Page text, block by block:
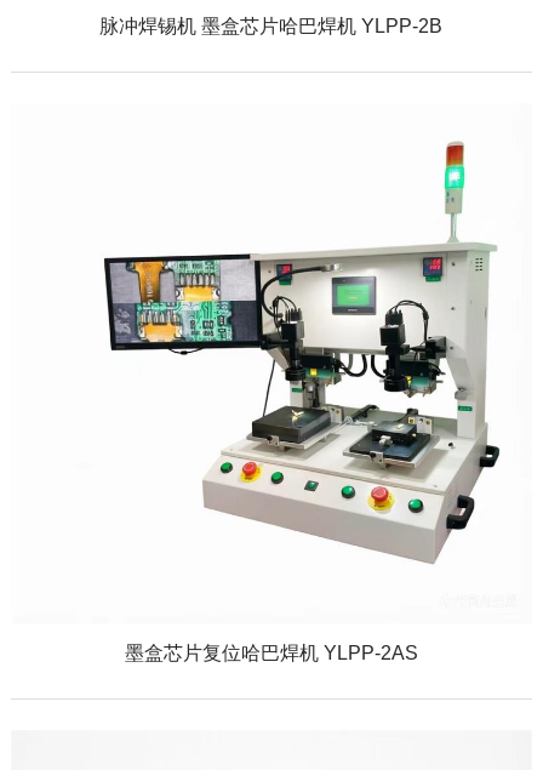
脉冲焊锡机 墨盒芯片哈巴焊机 YLPP-2B
墨盒芯片复位哈巴焊机 YLPP-2AS